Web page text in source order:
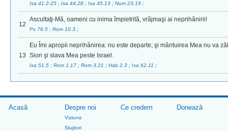
Isa 41.2-25 ; Isa 44.28 ; Isa 45.13 ; Num 23.19 ;
12
Ascultaţi-Mă, oameni cu inima împietrită, vrăjmaşi ai neprihănirii!
Ps 76.5 ; Rom 10.3 ;
13
Eu Îmi apropii neprihănirea: nu este departe; şi mântuirea Mea nu va
Sion şi slava Mea peste Israel.
Isa 51.5 ; Rom 1.17 ; Rom 3.21 ; Hab 2.3 ; Isa 62.11 ;
Acasă Despre noi
Viziune
Slujitori
Ce credem Donează